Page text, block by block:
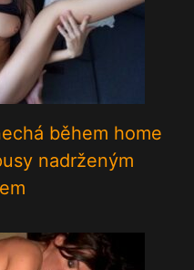
během home
nadrženým